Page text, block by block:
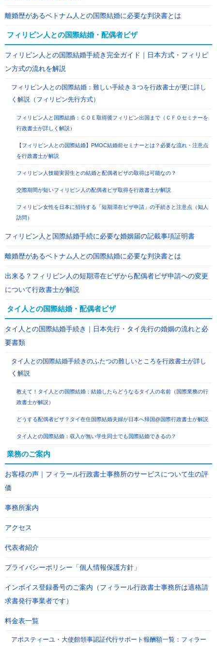
離婚歴があるベトナム人との国際結婚に必要な判決書とは
フィリピン人との国際結婚・配偶者ビザ
フィリピン人との国際結婚手続き完全ガイド｜日本方式・フィリピ
ン方式の流れを解説
フィリピン人との国際結婚：難しい手続き３つを行政書士が更に詳し
く解説（フィリピン先行方式）
フィリピン人と国際結婚：ＣＯＥ取得後フィリピン出国まで（ＣＦＯセミナーを
行政書士が詳しく解説）
【フィリピン人との国際結婚】PMOC結婚前セミナーとは？必要な流れ・注意点
を行政書士が解説
フィリピン人技能実習生との結婚と配偶者ビザの取得は可能なの？
交際期間が短いフィリピン人の配偶者ビザ取得を行政書士が解説
フィリピン女性を日本に招待する「短期滞在ビザ申請」の手続きと注意点（知人
訪問）
フィリピン人と国際結婚手続に必要な婚姻届の記載事項証明書
離婚歴があるベトナム人との国際結婚に必要な判決書とは
出来る？フィリピン人の短期滞在ビザから配偶者ビザ申請への変更
について行政書士が解説
タイ人との国際結婚・配偶者ビザ
タイ人との国際結婚手続き｜日本先行・タイ先行の婚姻の流れと必
要書類
タイ人との国際結婚手続きのふたつの難しいところを行政書士が詳し
く解説
教えて！タイ人との国際結婚：結婚したらどうなるタイ人の名前（国際業務の行
政書士が解説）
どうする配偶者ビザ？タイ在住国際結婚夫婦が日本へ帰国@国際行政書士が解説
タイ人との国際結婚：収入が無い学生同士でも国際結婚できるの？
業務のご案内
お客様の声｜フィラール行政書士事務所のサービスについて生の評
価
事務所案内
アクセス
代表者紹介
プライバシーポリシー「個人情報保護方針」
インボイス登録番号のご案内（フィラール行政書士事務所は適格請
求書発行事業者です）
料金表一覧
アポスティーユ・大使館領事認証代行サポート報酬額一覧：フィラー